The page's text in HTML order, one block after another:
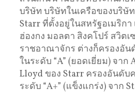
บริษัท บริษัทในเครือของบริษั
Starr ที่ตั้งอยู่ในสหรัฐอเมริกา
ฮ่องกง มอลตา สิงคโปร์ สวิต
ราชอาณาจักร ต่างก็ครองอัน
ในระดับ “A” (ยอดเยี่ยม) จาก
Lloyd ของ Starr ครองอันดับ
ระดับ “A+” (แข็งแกร่ง) จาก